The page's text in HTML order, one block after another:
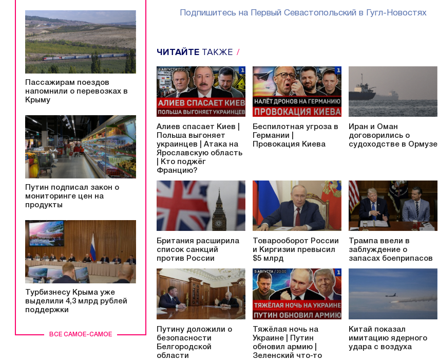
ВСЕ САМОЕ-САМОЕ
Пассажирам поездов
напомнили о перевозках в
Крыму
Путин подписал закон о
мониторинге цен на
продукты
Турбизнесу Крыма уже
выделили 4,3 млрд рублей
поддержки
Подпишитесь на Первый Севастопольский в Гугл-Новостях
ЧИТАЙТЕ ТАКЖЕ
Алиев спасает Киев |
Польша выгоняет
украинцев | Атака на
Ярославскую область
| Кто поджёг
Францию?
Беспилотная угроза в
Германии |
Провокация Киева
Иран и Оман
договорились о
судоходстве в Ормузе
Британия расширила
список санкций
против России
Товарооборот России
и Киргизии превысил
$5 млрд
Трампа ввели в
заблуждение о
запасах боеприпасов
Путину доложили о
безопасности
Белгородской
области
Тяжёлая ночь на
Украине | Путин
обновил армию |
Зеленский что-то
Китай показал
имитацию ядерного
удара с воздуха